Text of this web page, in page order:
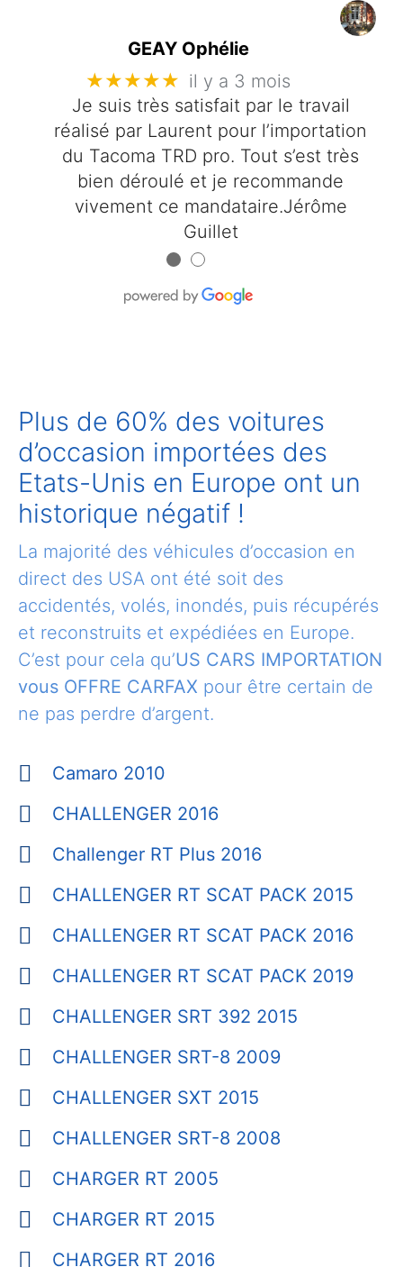
GEAY Ophélie
★★★★★ il y a 3 mois
Je suis très satisfait par le travail
réalisé par Laurent pour l’importation
du Tacoma TRD pro. Tout s’est très
bien déroulé et je recommande
vivement ce mandataire.Jérôme
Guillet
● ●
Plus de 60% des voitures
d’occasion importées des
Etats-Unis en Europe ont un
historique négatif !
La majorité des véhicules d’occasion en
direct des USA ont été soit des
accidentés, volés, inondés, puis récupérés
et reconstruits et expédiées en Europe.
C’est pour cela qu’US CARS IMPORTATION
vous OFFRE CARFAX pour être certain de
ne pas perdre d’argent.
Camaro 2010
CHALLENGER 2016
Challenger RT Plus 2016
CHALLENGER RT SCAT PACK 2015
CHALLENGER RT SCAT PACK 2016
CHALLENGER RT SCAT PACK 2019
CHALLENGER SRT 392 2015
CHALLENGER SRT-8 2009
CHALLENGER SXT 2015
CHALLENGER SRT-8 2008
CHARGER RT 2005
CHARGER RT 2015
CHARGER RT 2016